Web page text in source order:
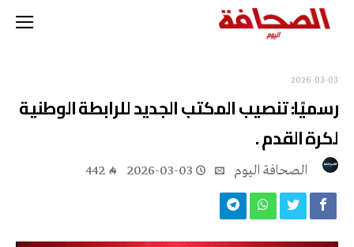
2026-03-03
رسميًا: تنصيب المكتب الجديد للرابطة الوطنية
لكرة القدم .
2026-03-03
442